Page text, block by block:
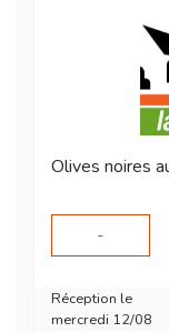
Olives noires
-
Réception le
mercredi 12/08